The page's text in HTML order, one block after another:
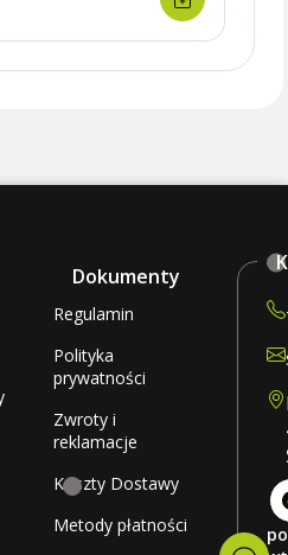
Dokumenty
Regulamin
Polityka
prywatności
Zwroty i
reklamacje
Koszty Dostawy
Metody płatności